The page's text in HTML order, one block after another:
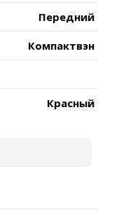
Передний
Компактвэн
Красный